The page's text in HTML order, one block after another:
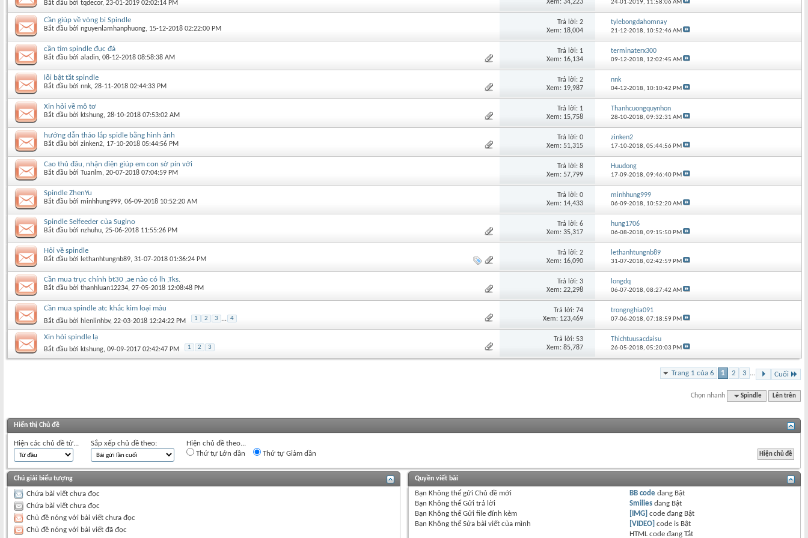
Bắt đầu bởi tqdecor‎, 23-01-2019 02:02:14 PM Xem: 34,223 24-01-2019, 11:58:06 AM
Cần giúp về vòng bi Spindle
Bắt đầu bởi nguyenlamhanphuong‎, 15-12-2018 02:22:00 PM
Trả lời: 2
Xem: 18,004
tylebongdahomnay
21-12-2018, 10:52:46 AM
cần tìm spindle đục đá
Bắt đầu bởi aladin‎, 08-12-2018 08:58:38 AM
Trả lời: 1
Xem: 16,134
terminaterx300
09-12-2018, 12:02:45 AM
lỗi bật tắt spindle
Bắt đầu bởi nnk‎, 28-11-2018 02:44:33 PM
Trả lời: 2
Xem: 19,987
nnk
04-12-2018, 10:10:42 PM
Xin hỏi về mô tơ
Bắt đầu bởi ktshung‎, 28-10-2018 07:53:02 AM
Trả lời: 1
Xem: 15,758
Thanhcuongquynhon
28-10-2018,09:32:31 AM
hướng dẫn tháo lắp spidle bằng hình ảnh
Bắt đầu bởi zinken2‎, 17-10-2018 05:44:56 PM
Trả lời: 0
Xem: 51,315
zinken2
17-10-2018,05:44:56 PM
Cao thủ đâu, nhận diện giúp em con sờ pín với
Bắt đầu bởi Tuanlm‎, 20-07-2018 07:04:59 PM
Trả lời: 8
Xem: 57,799
Huudong
17-09-2018,09:46:40 PM
Spindle ZhenYu
Bắt đầu bởi minhhung999‎, 06-09-2018 10:52:20 AM
Trả lời: 0
Xem: 14,433
minhhung999
06-09-2018, 10:52:20 AM
Spindle Selfeeder của Sugino
Bắt đầu bởi nzhuhu‎, 25-06-2018 11:55:26 PM
Trả lời: 6
Xem: 35,317
hung1706
06-08-2018,09:15:50 PM
Hỏi về spindle
Bắt đầu bởi lethanhtungnb89‎, 31-07-2018 01:36:24 PM
Trả lời: 2
Xem: 16,090
lethanhtungnb89
31-07-2018,02:42:59 PM
Cần mua trục chính bt30 ,ae nào có lh ,Tks.
Bắt đầu bởi thanhluan12234‎, 27-05-2018 12:08:48 PM
Trả lời: 3
Xem: 22,298
longdq
06-07-2018,08:27:42 AM
Cần mua spindle atc khắc kim loại màu
Bắt đầu bởi hienlinhbv‎, 22-03-2018 12:24:22 PM 1 2 3 ... 4
Trả lời: 74
Xem: 123,469
trongnghia091
07-06-2018,07:18:59 PM
Xin hỏi spindle lạ
Bắt đầu bởi ktshung‎, 09-09-2017 02:42:47 PM 1 2 3
Trả lời: 53
Xem: 85,787
Thichtuusacdaisu
26-05-2018,05:20:03 PM
Trang 1 của 6 1 2 3 ... Cuối
Chọn nhanh Spindle Lên trên
Hiển thị Chủ đề
Hiện các chủ đề từ... Sắp xếp chủ đề theo:
Hiện chủ đề theo...
Thứ tự Lớn dần
Thứ tự Giảm dần
Chú giải biểu tượng
Chứa bài viết chưa đọc
Chứa bài viết chưa đọc
Chủ đề nóng với bài viết chưa đọc
Chủ đề nóng với bài viết đã đọc
Quyền viết bài
Bạn Không thểgửi Chủ đề mới
Bạn Không thểGửi trả lời
Bạn Không thểGửi file đính kèm
Bạn Không thểSửa bài viết của mình
BB code đang Bật
Smilies đang Bật
[IMG] code đang Bật
[VIDEO] code is Bật
HTML code đangTắt